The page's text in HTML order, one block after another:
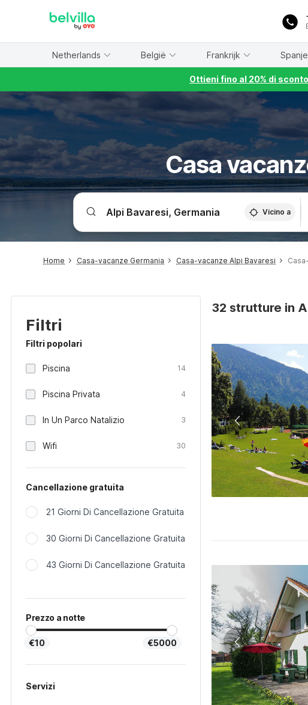
Netherlands België Frankrijk Spanje
Ottieni fino al 20% di
Casa
Vicino a
Home Casa-vacanze Germania Casa-vacanze Alpi Bavaresi
Filtri
Filtri popolari
Piscina 14
Piscina Privata 4
In Un Parco Natalizio 3
Wifi 30
Cancellazione gratuita
21 Giorni Di Cancellazione Gratuita
30 Giorni Di Cancellazione Gratuita
43 Giorni Di Cancellazione Gratuita
Prezzo a notte
€10 €5000
Servizi
32 strutture in